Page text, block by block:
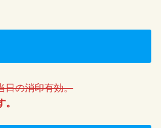
日の消印有効。